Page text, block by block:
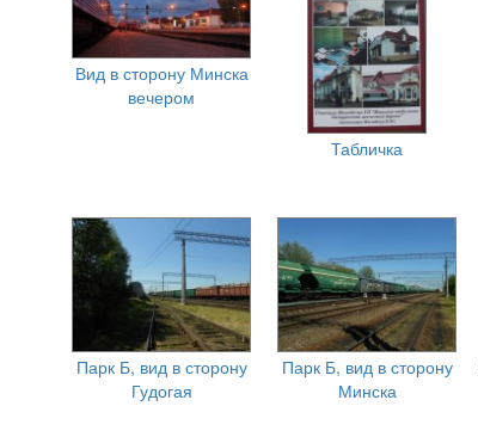
Вид в сторону Минска
вечером
Табличка
Парк Б, вид в сторону
Гудогая
Парк Б, вид в сторону
Минска